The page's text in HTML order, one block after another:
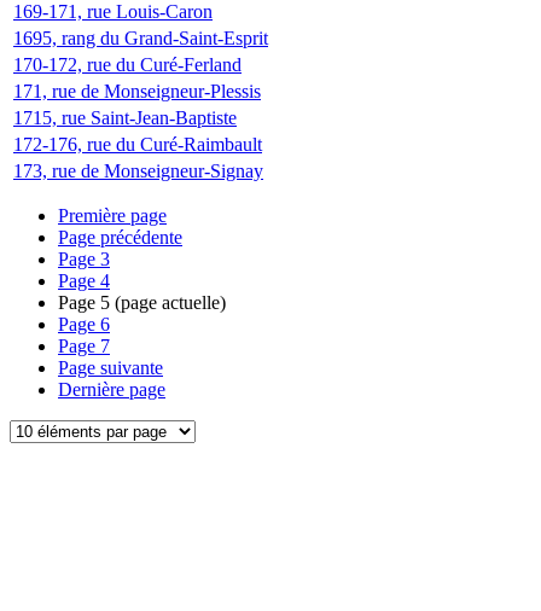
169-171, rue Louis-Caron
1695, rang du Grand-Saint-Esprit
170-172, rue du Curé-Ferland
171, rue de Monseigneur-Plessis
1715, rue Saint-Jean-Baptiste
172-176, rue du Curé-Raimbault
173, rue de Monseigneur-Signay
Première page
Page précédente
Page 3
Page 4
Page 5 (page actuelle)
Page 6
Page 7
Page suivante
Dernière page